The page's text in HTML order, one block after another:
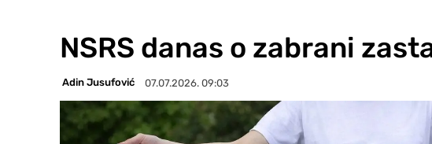
NSRS danas o zabrani
Adin Jusufović 07.07.2026. 09:03